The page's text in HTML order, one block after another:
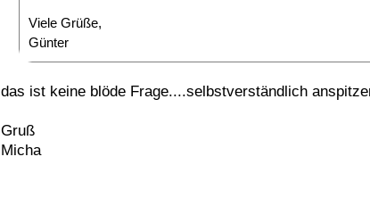
Viele Grüße,
Günter
das ist keine blöde Frage....selbstverständlich
Gruß
Micha